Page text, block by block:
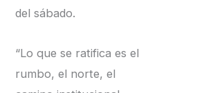
del sábado.
“Lo que se ratifica es el
rumbo, el norte, el